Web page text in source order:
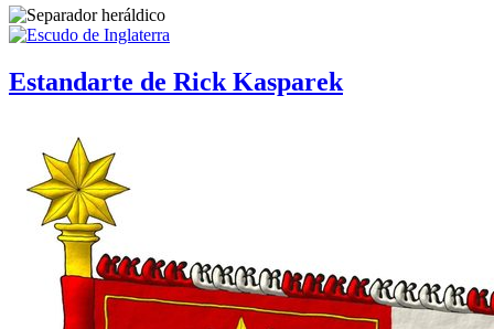
Estandarte de Rick Kasparek